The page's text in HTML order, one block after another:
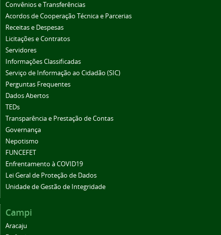
Convênios e Transferências
Acordos de Cooperação Técnica e Parcerias
Receitas e Despesas
Licitações e Contratos
Servidores
Informações Classificadas
Serviço de Informação ao Cidadão (SIC)
Perguntas Frequentes
Dados Abertos
TEDs
Transparência e Prestação de Contas
Governança
Nepotismo
FUNCEFET
Enfrentamento à COVID19
Lei Geral de Proteção de Dados
Unidade de Gestão de Integridade
Campi
Aracaju